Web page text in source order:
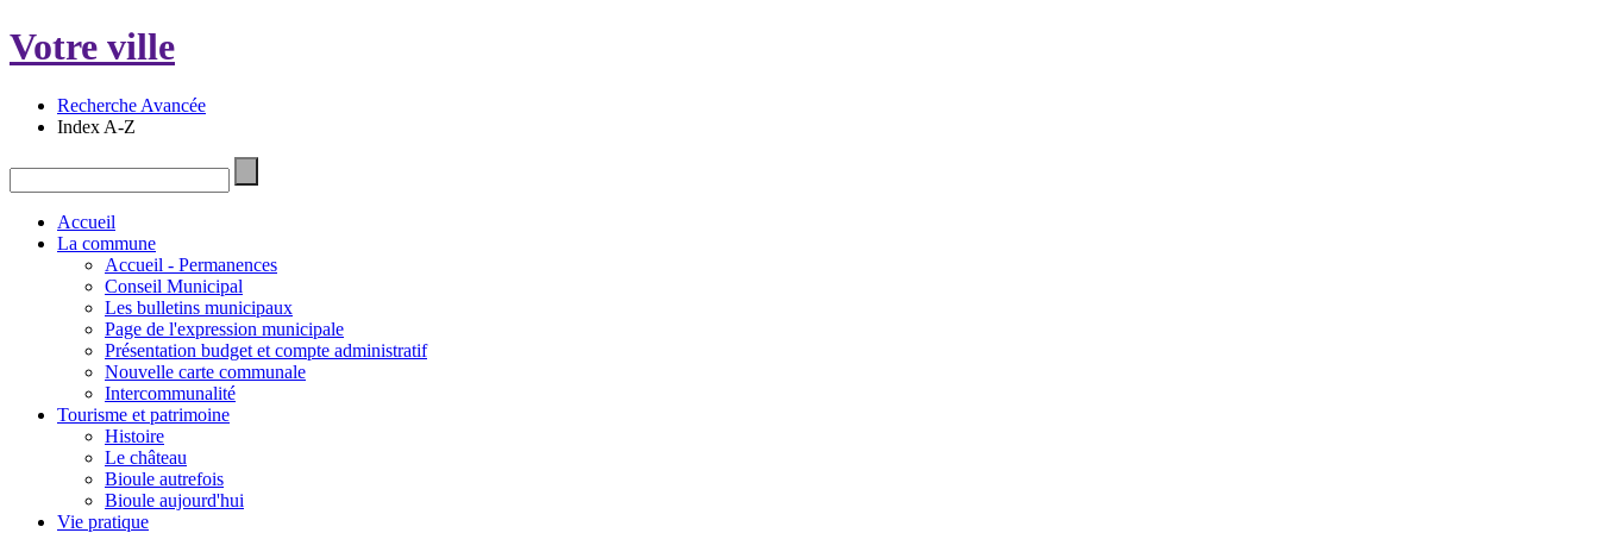
Votre ville
Recherche Avancée
Index A-Z
Accueil
La commune
Accueil - Permanences
Conseil Municipal
Les bulletins municipaux
Page de l'expression municipale
Présentation budget et compte administratif
Nouvelle carte communale
Intercommunalité
Tourisme et patrimoine
Histoire
Le château
Bioule autrefois
Bioule aujourd'hui
Vie pratique